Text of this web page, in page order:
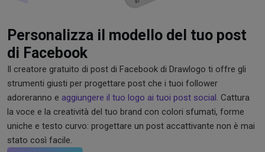
Personalizza il modello del tuo post
di Facebook
Il creatore gratuito di post di Facebook di Drawlogo ti offre gli
strumenti giusti per progettare post che i tuoi follower
adoreranno e aggiungere il tuo logo ai tuoi post social. Cattura
la voce e la creatività del tuo brand con colori sfumati, forme
uniche e testo curvo: progettare un post accattivante non è mai
stato così facile.